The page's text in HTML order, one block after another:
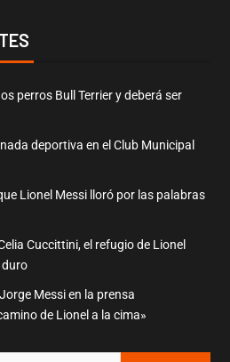
perros Bull Terrier y deberá ser
deportiva en el Club Municipal
Lionel Messi lloró por las palabras
Cuccittini, el refugio de Lionel
duro
Messi en la prensa
de Lionel a la cima»